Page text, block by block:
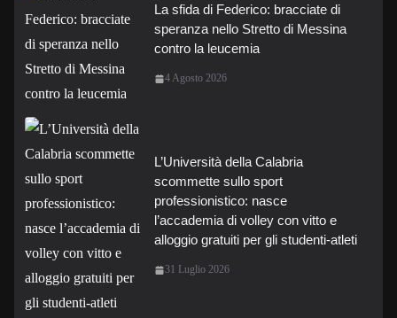
La sfida di Federico: bracciate di
speranza nello Stretto di Messina
contro la leucemia
4 Agosto 2026
L’Università della Calabria
scommette sullo sport
professionistico: nasce
l’accademia di volley con vitto e
alloggio gratuiti per gli studenti-atleti
31 Luglio 2026